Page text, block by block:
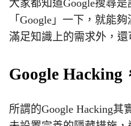
大家都知道Google搜尋
「Google」一下，就能
滿足知識上的需求外，還
Google Hacking
所謂的Google Hacking